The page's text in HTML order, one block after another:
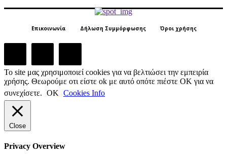
Επικοινωνία Δήλωση Συμμόρφωσης Όροι χρήσης
Το site μας χρησιμοποιεί cookies για να βελτιώσει την εμπειρία
χρήσης. Θεωρούμε οτι είστε ok με αυτό οπότε πιέστε ΟΚ για να
συνεχίσετε. ΟΚ Cookies Info
Close
Privacy Overview